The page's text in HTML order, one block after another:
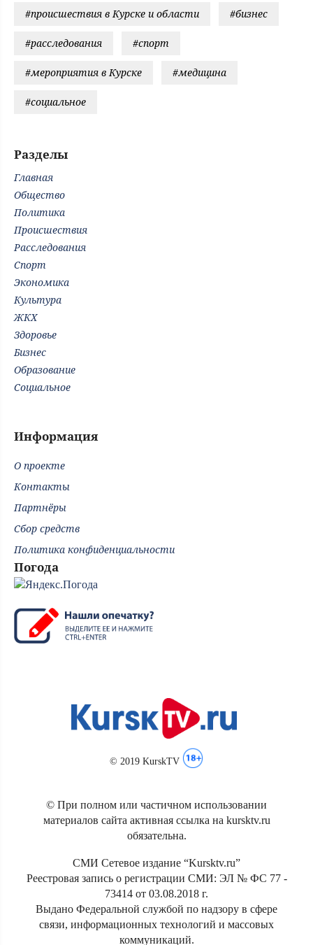
#происшествия в Курске и области #бизнес
#расследования #спорт
#мероприятия в Курске #медицина
#социальное
Разделы
Главная
Общество
Политика
Происшествия
Расследования
Спорт
Экономика
Культура
ЖКХ
Здоровье
Бизнес
Образование
Социальное
Информация
О проекте
Контакты
Партнёры
Сбор средств
Политика конфиденциальности
Погода
© 2019 KurskTV
© При полном или частичном использовании
материалов сайта активная ссылка на kursktv.ru
обязательна.
СМИ Сетевое издание “Kursktv.ru”
Реестровая запись о регистрации СМИ: ЭЛ № ФС 77 -
73414 от 03.08.2018 г.
Выдано Федеральной службой по надзору в сфере
связи, информационных технологий и массовых
коммуникаций.